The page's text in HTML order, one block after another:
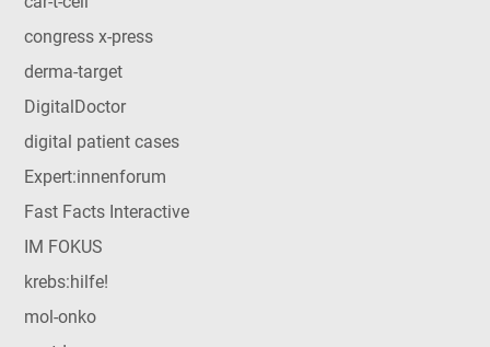
congress x-press
derma-target
DigitalDoctor
digital patient cases
Expert:innenforum
Fast Facts Interactive
IM FOKUS
krebs:hilfe!
mol-onko